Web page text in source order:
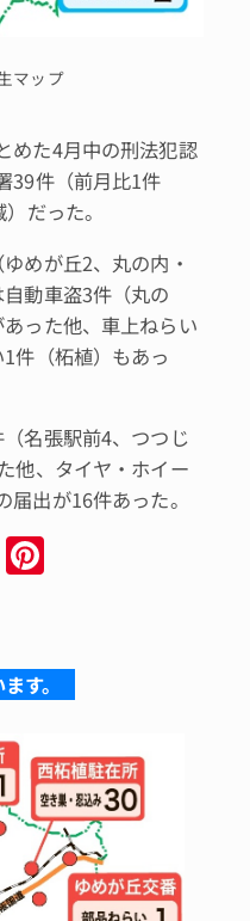
マップ
めた4月中の刑法犯認
39件（前月比1件
だった。
めが丘2、丸の内・
動車盗3件（丸の
った他、車上ねらい
件（柘植）もあっ
名張駅前4、つつじ
他、タイヤ・ホイー
出が16件あった。
F
a
re
st
す。